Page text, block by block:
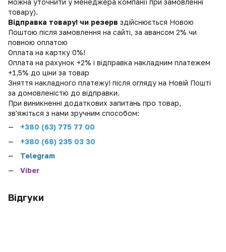
можна уточнити у менеджера компанії при замовленні
товару).
Відправка товару! чи резерв здійснюється Новою
Поштою після замовлення на сайті, за авансом 2% чи
повною оплатою
Оплата на картку 0%!
Оплата на рахунок +2% і відправка накладним платежем
+1,5% до ціни за товар
Зняття накладного платежу! після огляду на Новій Пошті
за домовленістю до відправки.
При виникненні додаткових запитань про товар,
зв'яжіться з нами зручним способом:
+380 (63) 775 77 00
+380 (68) 235 03 30
Telegram
Viber
Відгуки